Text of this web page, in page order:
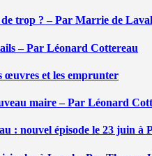
trop ? – Par Marrie de Laval
– Par Léonard Cottereau
œuvres et les emprunter
maire – Par Léonard
: nouvel épisode le 23 juin à